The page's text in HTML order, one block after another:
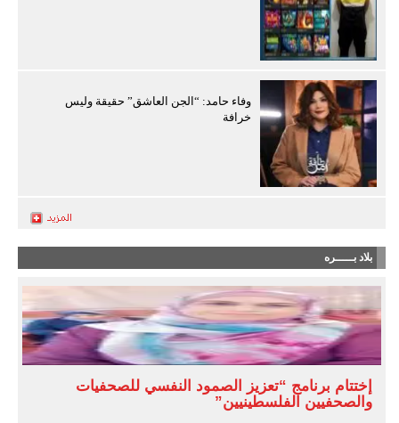
وفاء حامد: “الجن العاشق” حقيقة وليس
خرافة
بلاد بـــــره
إختتام برنامج “تعزيز الصمود النفسي للصحفيات
والصحفيين الفلسطينيين”